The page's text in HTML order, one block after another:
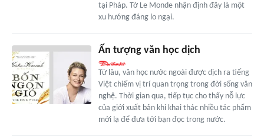
tại Pháp. Tờ Le Monde nhận định đây là một
xu hướng đáng lo ngại.
Ấn tượng văn học dịch
Từ lâu, văn học nước ngoài được dịch ra tiếng
Việt chiếm vị trí quan trọng trong đời sống văn
nghệ. Thời gian qua, tiếp tục cho thấy nỗ lực
của giới xuất bản khi khai thác nhiều tác phẩm
mới lạ để đưa tới bạn đọc trong nước.